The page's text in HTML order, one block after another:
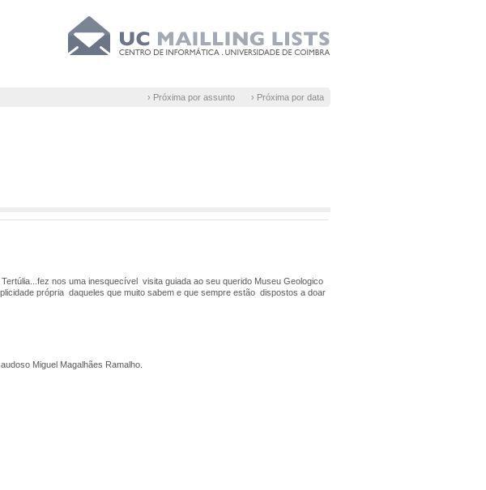
› Próxima por assunto › Próxima por data
nos uma inesquecível visita guiada ao seu querido Museu Geologico
própria daqueles que muito sabem e que sempre estão dispostos a doar
Miguel Magalhães Ramalho.